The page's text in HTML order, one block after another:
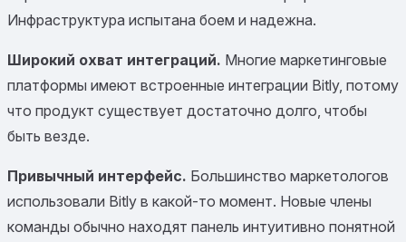
Инфраструктура испытана боем и надежна.
Широкий охват интеграций. Многие маркетинговые
платформы имеют встроенные интеграции Bitly, потому
что продукт существует достаточно долго, чтобы
быть везде.
Привычный интерфейс. Большинство маркетологов
использовали Bitly в какой-то момент. Новые члены
команды обычно находят панель интуитивно понятной